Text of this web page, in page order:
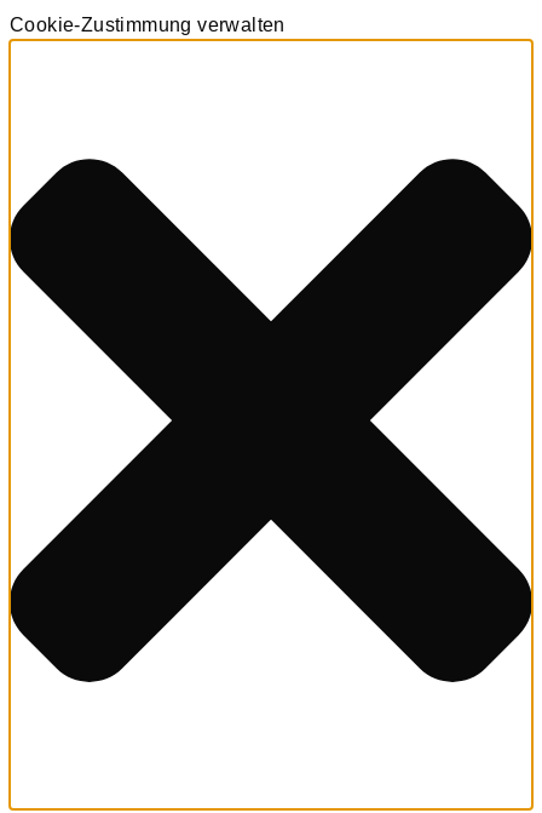
Cookie-Zustimmung verwalten